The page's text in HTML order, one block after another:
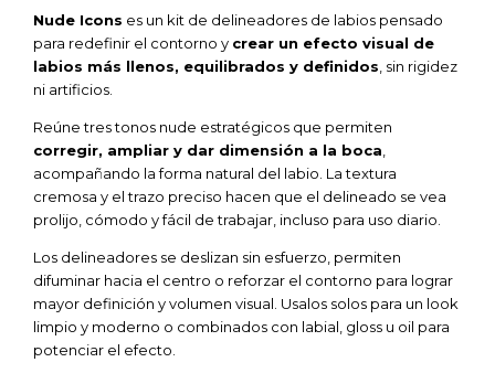
Nude Icons es un kit de delineadores de labios pensado
para redefinir el contorno y crear un efecto visual de
labios más llenos, equilibrados y definidos , sin rigidez
ni artificios.
Reúne tres tonos nude estratégicos que permiten
corregir, ampliar y dar dimensión a la boca
acompañando la forma natural del labio. La textura
cremosa y el trazo preciso hacen que el delineado se vea
prolijo, cómodo y fácil de trabajar, incluso para uso diario.
Los delineadores se deslizan sin esfuerzo, permiten
difuminar hacia el centro o reforzar el contorno para lograr
mayor definición y volumen visual. Usalos solos para un look
limpio y moderno o combinados con labial, gloss u oil para
potenciar el efecto.